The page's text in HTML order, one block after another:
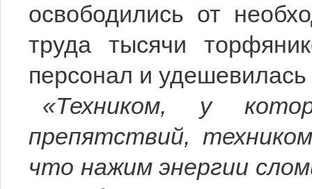
освободились от
труда тысячи
персонал и
«Техником, у
препятствий,
что нажим энергии